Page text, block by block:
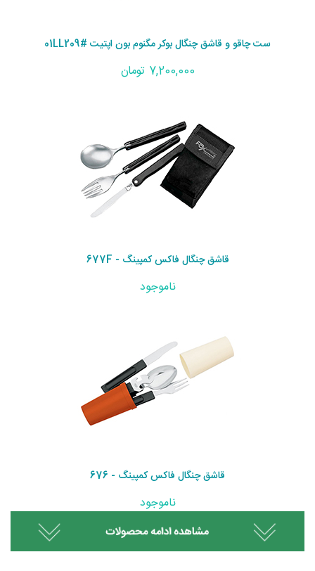
ست چاقو و قاشق چنگال بوکر مگنوم بون اپتیت #01LL209
7,200,000 تومان
قاشق چنگال فاکس کمپینگ - 677F
ناموجود
قاشق چنگال فاکس کمپینگ - 676
ناموجود